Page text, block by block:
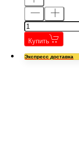
Купить
Экспресс доставка